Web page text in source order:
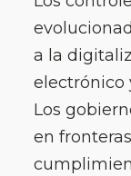
a la
electrónico
Los
en